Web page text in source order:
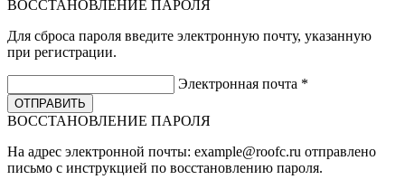
ВОССТАНОВЛЕНИЕ ПАРОЛЯ
Для сброса пароля введите электронную почту, указанную
при регистрации.
Электронная почта *
ВОССТАНОВЛЕНИЕ ПАРОЛЯ
На адрес электронной почты: example@roofc.ru отправлено
письмо с инструкцией по восстановлению пароля.